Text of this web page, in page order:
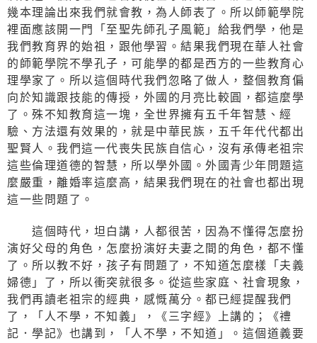
幾本理論出來我們就會教，為人師表了。所以師範學院
裡面應該開一門「至聖先師孔子風範」給我們學，他是
我們教育界的始祖，跟他學習。結果我們現在華人社會
的師範學院不學孔子，可能學的都是西方的一些教育心
理學家了。所以這個時代我們忽略了做人，整個教育偏
向於知識跟技能的傳授，外國的月亮比較圓，都這麼學
了。殊不知教育這一塊，全世界擁有五千年智慧、經
驗、方法還有效果的，就是中華民族，五千年代代都出
聖賢人。我們這一代喪失民族自信心，沒有承傳老祖宗
這些倫理道德的智慧，所以學外國。外國青少年問題這
麼嚴重，離婚率這麼高，結果我們現在的社會也都出現
這一些問題了。
這個時代，坦白講，人都很苦，因為不懂得怎麼扮
演好父母的角色，怎麼扮演好夫妻之間的角色，都不懂
了。所以教不好，孩子有問題了，不知道怎麼樣「夫義
婦德」了，所以衝突就很多。從這些家庭、社會現象，
我們再讀老祖宗的經典，感慨萬分。都已經提醒我們
了，「人不學，不知義」，《三字經》上講的；《禮
記．學記》也講到，「人不學，不知道」。這個道義要